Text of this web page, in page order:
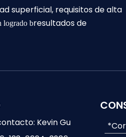
superficial, requisitos de alta
logrado bresultados de
Kevin Gu